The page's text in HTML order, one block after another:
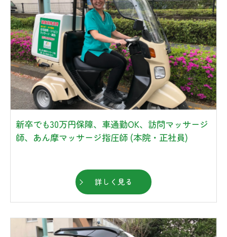
新卒でも30万円保障、車通勤OK、訪問マッサージ
師、あん摩マッサージ指圧師 (本院・正社員)
詳しく見る